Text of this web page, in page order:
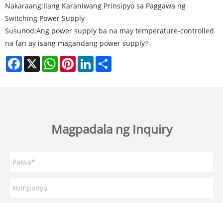
Nakaraang:Ilang Karaniwang Prinsipyo sa Paggawa ng
Switching Power Supply
Susunod:Ang power supply ba na may temperature-controlled
na fan ay isang magandang power supply?
Facebook
X WhatsAppPinterestLinkedIn
Magpadala ng Inquiry